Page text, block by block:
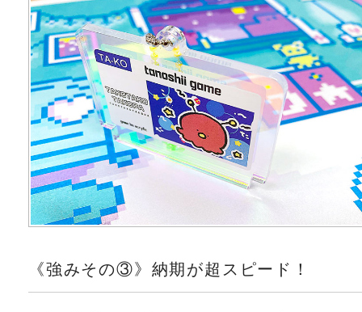
《強みその③》納期が超スピード！